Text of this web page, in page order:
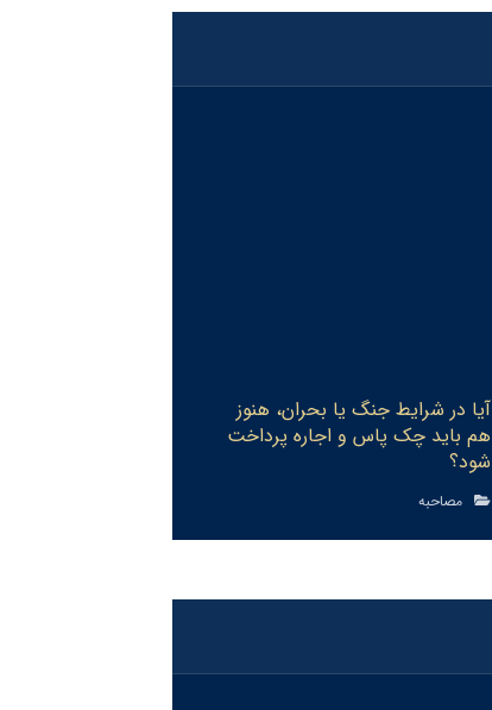
آیا در شرایط جنگ یا بحران، هنوز
هم باید چک پاس و اجاره پرداخت
شود‏؟
مصاحبه